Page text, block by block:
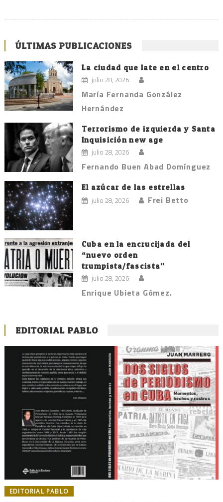
ÚLTIMAS PUBLICACIONES
La ciudad que late en el centro
julio 28, 2026
María Fernanda González
Hernández
Terrorismo de izquierda y Santa
Inquisición new age
julio 28, 2026
Fernando Buen Abad Domínguez
El azúcar de las estrellas
julio 28, 2026 Frei Betto
Cuba en la encrucijada del
“nuevo orden
trumpista/fascista”
julio 28, 2026
Enrique Ubieta Gómez.
EDITORIAL PABLO
EDITORIAL PABLO